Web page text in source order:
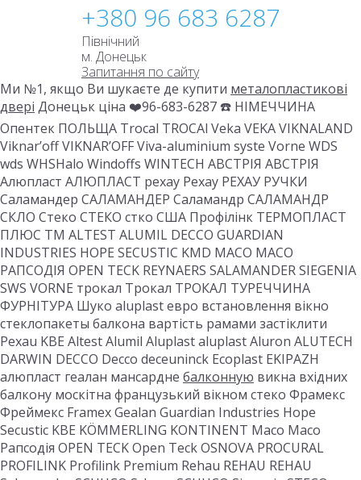
+380 96 683 6287
Північний
м. Донецьк
Запитання по сайту
Ми №1, якщо Ви шукаєте де купити металопластикові
двері Донецьк ціна ❤️96-683-6287 ☎️ НІМЕЧЧИНА
Опентек ПОЛЬЩА Trocal TROCAl Veka VEKA VIKNALAND
Viknar’off VIKNAR’OFF Viva-aluminium syste Vorne WDS
wds WHSHalo Windoffs WINTECH АВСТРІЯ АВСТРІЯ
Алюпласт АЛЮПЛАСТ рехау Рехау РЕХАУ РУЧКИ
Саламандер САЛАМАНДЕР Саламандр САЛАМАНДР
СКЛО Стеко СТЕКО стко США Профілінк ТЕРМОПЛАСТ
ПЛЮС ТМ ALTEST ALUMIL DECCO GUARDIAN
INDUSTRIES HOPE SECUSTIC KMD MACO MACO
РАПСОДІЯ OPEN TECK REYNAERS SALAMANDER SIEGENIA
SWS VORNE трокал Трокал ТРОКАЛ ТУРЕЧЧИНА
ФУРНІТУРА Шуко aluplast евро встановлення вікно
стеклопакеты балкона вартість рамами застіклити
Рехаu KBE Altest Alumil Aluplast aluplast Aluron ALUTECH
DARWIN DECCO Decco deceuninck Ecoplast EKIPAZH
алюпласт геалан мансардне балконную викна вхідних
балкону москітна французький вікном стеко Фрамекс
Фреймекс Framex Gealan Guardian Industries Hope
Secustic KBE KÖMMERLING KONTINENT Maco Maco
Рапсодія OPEN TECK Open Teck OSNOVA PROCURAL
PROFILINK Profilink Premium Rehau REHAU REHAU